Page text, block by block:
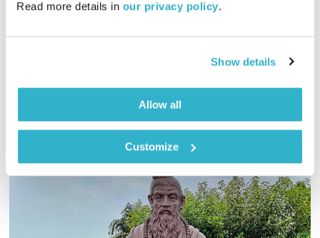
Read more details in our privacy policy.
Show details
Allow all
Customize